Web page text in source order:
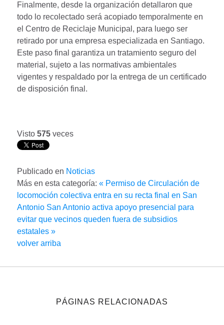
Finalmente, desde la organización detallaron que
todo lo recolectado será acopiado temporalmente en
el Centro de Reciclaje Municipal, para luego ser
retirado por una empresa especializada en Santiago.
Este paso final garantiza un tratamiento seguro del
material, sujeto a las normativas ambientales
vigentes y respaldado por la entrega de un certificado
de disposición final.
Visto 575 veces
Publicado en Noticias
Más en esta categoría: « Permiso de Circulación de
locomoción colectiva entra en su recta final en San
Antonio San Antonio activa apoyo presencial para
evitar que vecinos queden fuera de subsidios
estatales »
volver arriba
PÁGINAS RELACIONADAS